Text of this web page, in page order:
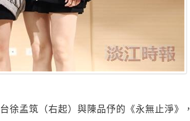
徐孟筑（右起）與陳品伃的《永無止淨》，